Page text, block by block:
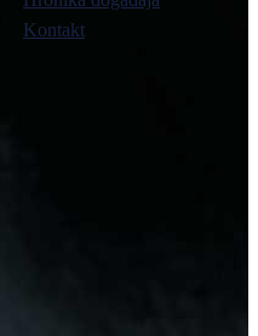
Kontakt